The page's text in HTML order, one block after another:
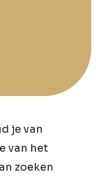
je van
van het
zoeken